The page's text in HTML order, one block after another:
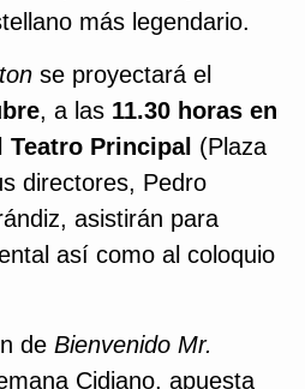
más legendario.
se proyectará el
, a las 11.30 horas en
Teatro Principal (Plaza
directores, Pedro
asistirán para
así como al coloquio
de Bienvenido Mr.
Cidiano, apuesta